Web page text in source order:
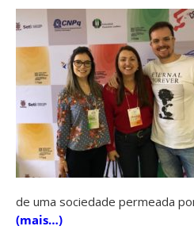
de uma sociedade permeada
(mais…)